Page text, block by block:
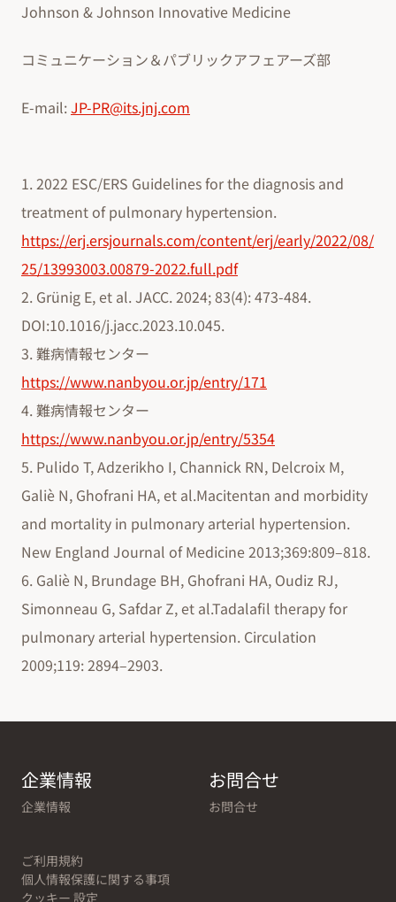
Johnson & Johnson Innovative Medicine
コミュニケーション＆パブリックアフェアーズ部
E-mail:JP-PR@its.jnj.com
1. 2022 ESC/ERS Guidelines for the diagnosis and
treatment of pulmonary hypertension.
https://erj.ersjournals.com/content/erj/early/2022/08/
25/13993003.00879-2022.full.pdf
2. Grünig E, et al. JACC. 2024; 83(4): 473-484.
DOI:10.1016/j.jacc.2023.10.045.
3. 難病情報センター
https://www.nanbyou.or.jp/entry/171
4. 難病情報センター
https://www.nanbyou.or.jp/entry/5354
5. Pulido T, Adzerikho I, Channick RN, Delcroix M,
Galiè N, Ghofrani HA, et al.Macitentan and morbidity
and mortality in pulmonary arterial hypertension.
New England Journal of Medicine 2013;369:809–818.
6. Galiè N, Brundage BH, Ghofrani HA, Oudiz RJ,
Simonneau G, Safdar Z, et al.Tadalafil therapy for
pulmonary arterial hypertension. Circulation
2009;119: 2894–2903.
企業情報
企業情報
お問合せ
お問合せ
ご利用規約
個人情報保護に関する事項
クッキー 設定